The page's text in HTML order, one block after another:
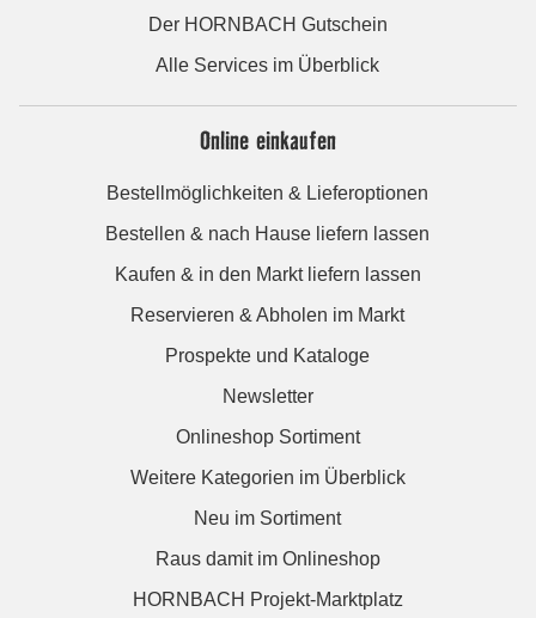
Der HORNBACH Gutschein
Alle Services im Überblick
Online einkaufen
Bestellmöglichkeiten & Lieferoptionen
Bestellen & nach Hause liefern lassen
Kaufen & in den Markt liefern lassen
Reservieren & Abholen im Markt
Prospekte und Kataloge
Newsletter
Onlineshop Sortiment
Weitere Kategorien im Überblick
Neu im Sortiment
Raus damit im Onlineshop
HORNBACH Projekt-Marktplatz